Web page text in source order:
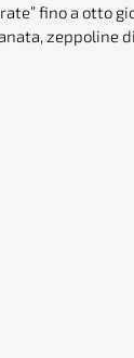
fino a otto
zeppoline